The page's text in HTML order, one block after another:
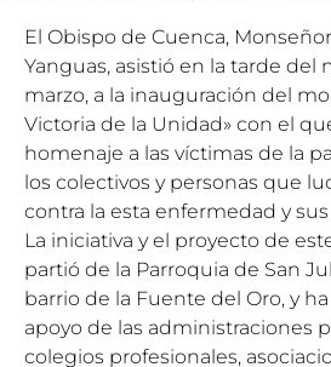
El Obispo de Cuenca,
Yanguas, asistió en la tarde del
marzo, a la inauguración del
Victoria de la Unidad» con el
homenaje a las víctimas de la
los colectivos y personas que
contra la esta enfermedad y
La iniciativa y el proyecto de
partió de la Parroquia de San
barrio de la Fuente del Oro, y
apoyo de las administraciones
colegios profesionales,